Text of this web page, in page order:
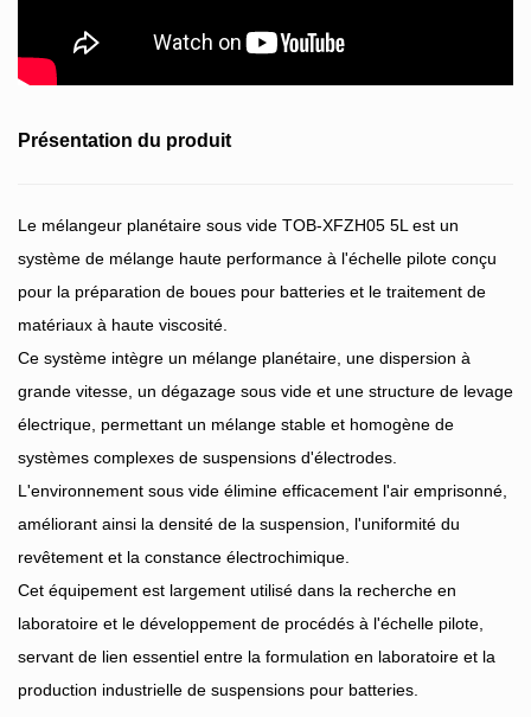
Présentation du produit
Le mélangeur planétaire sous vide TOB-XFZH05 5L est un
système de mélange haute performance à l'échelle pilote conçu
pour la préparation de boues pour batteries et le traitement de
matériaux à haute viscosité.
Ce système intègre un mélange planétaire, une dispersion à
grande vitesse, un dégazage sous vide et une structure de levage
électrique, permettant un mélange stable et homogène de
systèmes complexes de suspensions d'électrodes.
L'environnement sous vide élimine efficacement l'air emprisonné,
améliorant ainsi la densité de la suspension, l'uniformité du
revêtement et la constance électrochimique.
Cet équipement est largement utilisé dans la recherche en
laboratoire et le développement de procédés à l'échelle pilote,
servant de lien essentiel entre la formulation en laboratoire et la
production industrielle de suspensions pour batteries.